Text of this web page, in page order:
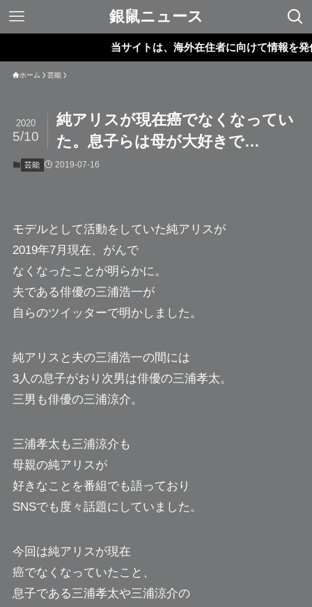
銀鼠ニュース
当サイトは、海外在住者に向けて情報を発信して
ホーム 芸能
純アリスが現在癌でなくなってい
た。息子らは母が大好きで…
2020
5/10
芸能 2019-07-16
モデルとして活動をしていた純アリスが
2019年7月現在、がんで
なくなったことが明らかに。
夫である俳優の三浦浩一が
自らのツイッターで明かしました。
純アリスと夫の三浦浩一の間には
3人の息子がおり次男は俳優の三浦孝太。
三男も俳優の三浦涼介。
三浦孝太も三浦涼介も
母親の純アリスが
好きなことを番組でも語っており
SNSでも度々話題にしていました。
今回は純アリスが現在
癌でなくなっていたこと、
息子である三浦孝太や三浦涼介の